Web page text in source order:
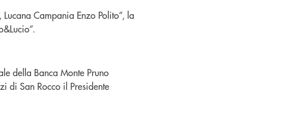
Campania Enzo Polito”, la
della Banca Monte Pruno
di San Rocco il Presidente